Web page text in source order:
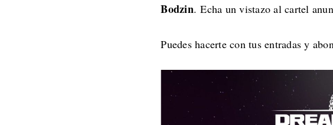
Bodzin. Echa un vistazo al cartel
Puedes hacerte con tus entradas y